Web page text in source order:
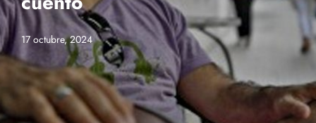
17 octubre, 2024